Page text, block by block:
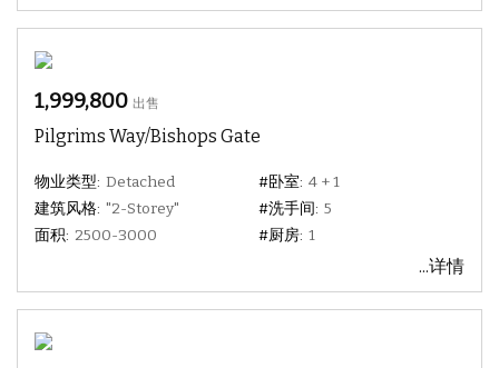
1,999,800 出售
Pilgrims Way/Bishops Gate
物业类型: Detached
建筑风格: "2-Storey"
面积: 2500-3000
#卧室: 4 + 1
#洗手间: 5
#厨房: 1
...详情